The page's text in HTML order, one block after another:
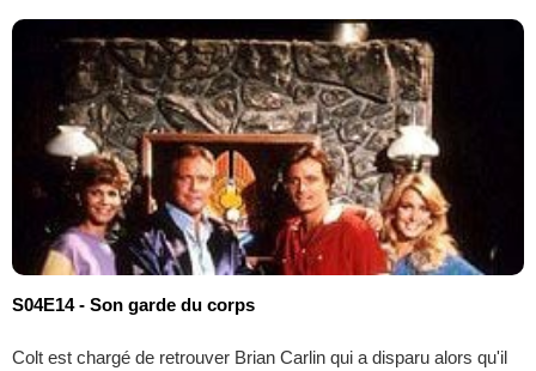
S04E14 - Son garde du corps
Colt est chargé de retrouver Brian Carlin qui a disparu alors qu'il